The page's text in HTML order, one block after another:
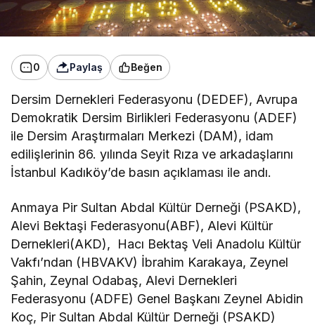
0 Paylaş Beğen
Dersim Dernekleri Federasyonu (DEDEF), Avrupa
Demokratik Dersim Birlikleri Federasyonu (ADEF)
ile Dersim Araştırmaları Merkezi (DAM), idam
edilişlerinin 86. yılında Seyit Rıza ve arkadaşlarını
İstanbul Kadıköy’de basın açıklaması ile andı.
Anmaya Pir Sultan Abdal Kültür Derneği (PSAKD),
Alevi Bektaşi Federasyonu(ABF), Alevi Kültür
Dernekleri(AKD), Hacı Bektaş Veli Anadolu Kültür
Vakfı’ndan (HBVAKV) İbrahim Karakaya, Zeynel
Şahin, Zeynal Odabaş, Alevi Dernekleri
Federasyonu (ADFE) Genel Başkanı Zeynel Abidin
Koç, Pir Sultan Abdal Kültür Derneği (PSAKD)